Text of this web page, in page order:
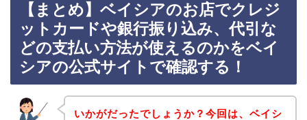
【まとめ】ベイシアのお店でクレジ
ットカードや銀行振り込み、代引な
どの支払い方法が使えるのかをベイ
シアの公式サイトで確認する！
いかがだったでしょうか？今回は、ベイシ